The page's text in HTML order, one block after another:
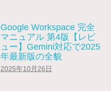
Google Workspace 完全
マニュアル 第4版【レビ
ュー】Gemini対応で2025
年最新版の全貌
2025年10月26日